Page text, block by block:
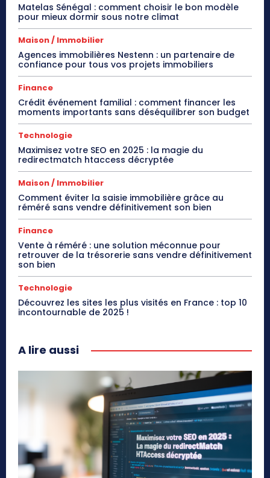
Matelas Sénégal : comment choisir le bon modèle
pour mieux dormir sous notre climat
Maison / Immobilier
Agences immobilières Nestenn : un partenaire de
confiance pour tous vos projets immobiliers
Finance
Crédit événement familial : comment financer les
moments importants sans déséquilibrer son budget
Technologie
Maximisez votre SEO en 2025 : la magie du
redirectmatch htaccess décryptée
Maison / Immobilier
Comment éviter la saisie immobilière grâce au
réméré sans vendre définitivement son bien
Finance
Vente à réméré : une solution méconnue pour
retrouver de la trésorerie sans vendre définitivement
son bien
Technologie
Découvrez les sites les plus visités en France : top 10
incontournable de 2025 !
A lire aussi